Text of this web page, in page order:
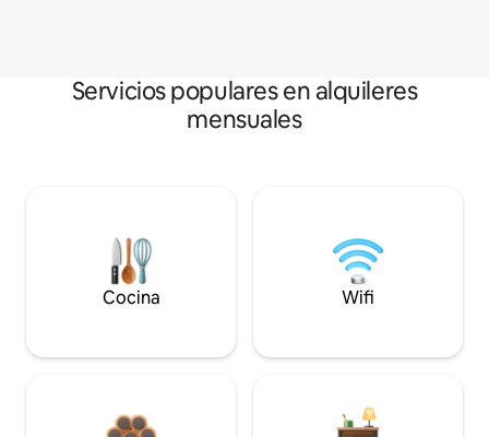
Servicios populares en alquileres
mensuales
Cocina Wifi